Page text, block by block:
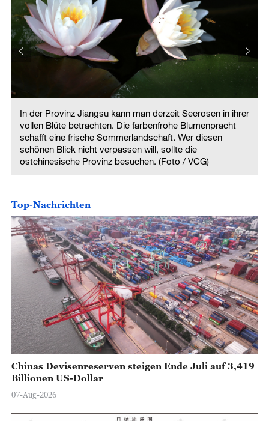
In der Provinz Jiangsu kann man derzeit Seerosen in ihrer
vollen Blüte betrachten. Die farbenfrohe Blumenpracht
schafft eine frische Sommerlandschaft. Wer diesen
schönen Blick nicht verpassen will, sollte die
ostchinesische Provinz besuchen. (Foto / VCG)
Top-Nachrichten
Chinas Devisenreserven steigen Ende Juli auf 3,419
Billionen US-Dollar
07-Aug-2026